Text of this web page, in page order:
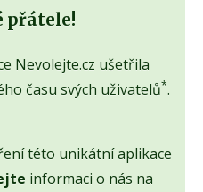
přátele!
Nevolejte.cz ušetřila
času svých uživatelů*.
této unikátní aplikace
informaci o nás na